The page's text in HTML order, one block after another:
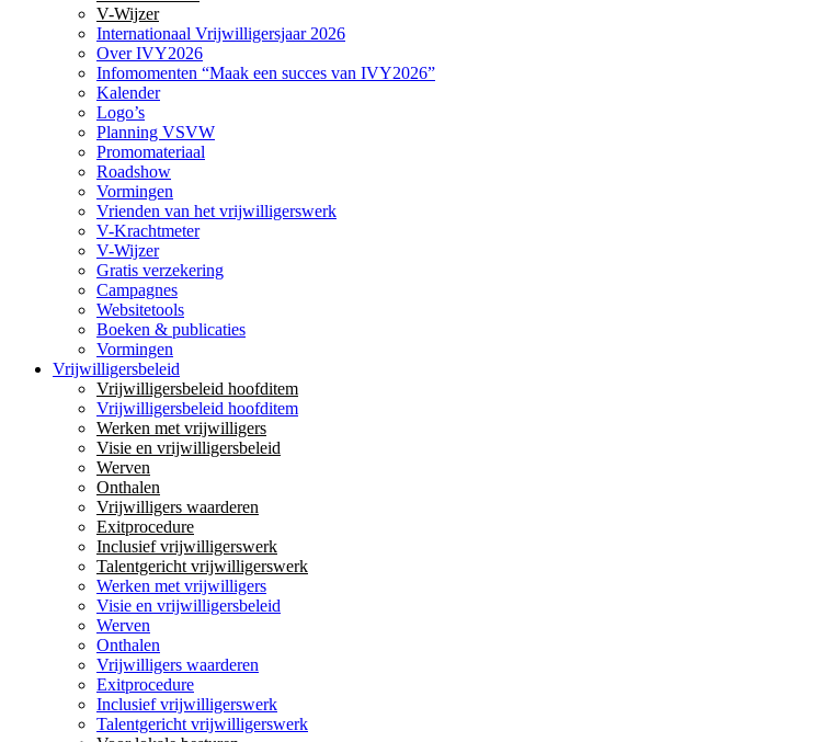
V-Wijzer
Internationaal Vrijwilligersjaar 2026
Over IVY2026
Infomomenten “Maak een succes van IVY2026”
Kalender
Logo’s
Planning VSVW
Promomateriaal
Roadshow
Vormingen
Vrienden van het vrijwilligerswerk
V-Krachtmeter
V-Wijzer
Gratis verzekering
Campagnes
Websitetools
Boeken & publicaties
Vormingen
Vrijwilligersbeleid
Vrijwilligersbeleid hoofditem
Vrijwilligersbeleid hoofditem
Werken met vrijwilligers
Visie en vrijwilligersbeleid
Werven
Onthalen
Vrijwilligers waarderen
Exitprocedure
Inclusief vrijwilligerswerk
Talentgericht vrijwilligerswerk
Werken met vrijwilligers
Visie en vrijwilligersbeleid
Werven
Onthalen
Vrijwilligers waarderen
Exitprocedure
Inclusief vrijwilligerswerk
Talentgericht vrijwilligerswerk